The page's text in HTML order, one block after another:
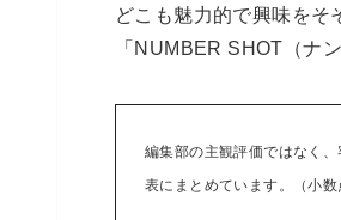
どこも魅力的で興味をそ
「NUMBER SHOT（ナ
編集部の主観評価ではなく
表にまとめています。（小数